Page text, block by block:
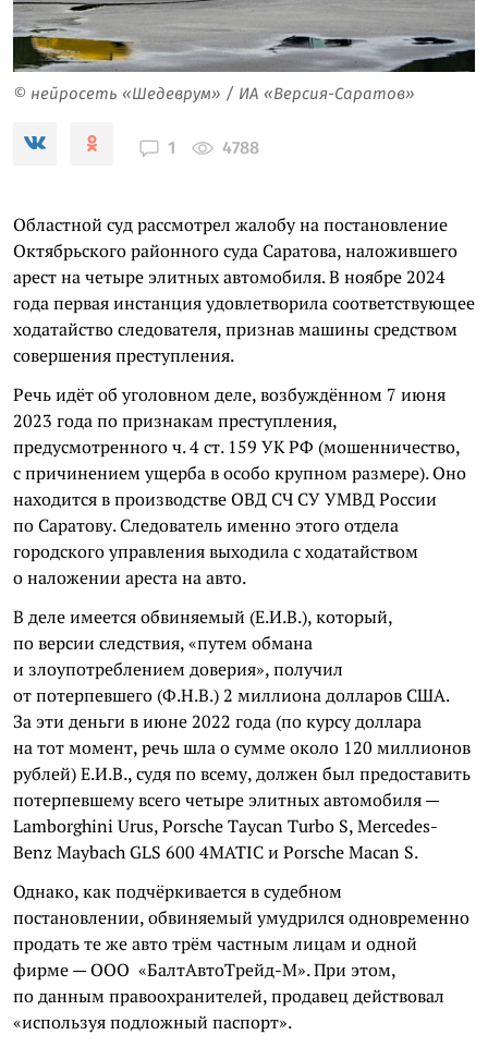
© нейросеть «Шедеврум» / ИА «Версия-Саратов»
1 4788
Областной суд рассмотрел жалобу на постановление
Октябрьского районного суда Саратова, наложившего
арест на четыре элитных автомобиля. В ноябре 2024
года первая инстанция удовлетворила соответствующее
ходатайство следователя, признав машины средством
совершения преступления.
Речь идёт об уголовном деле, возбуждённом 7 июня
2023 года по признакам преступления,
предусмотренного ч. 4 ст. 159 УК РФ (мошенничество,
с причинением ущерба в особо крупном размере). Оно
находится в производстве ОВД СЧ СУ УМВД России
по Саратову. Следователь именно этого отдела
городского управления выходила с ходатайством
о наложении ареста на авто.
В деле имеется обвиняемый (Е.И.В.), который,
по версии следствия, «путем обмана
и злоупотреблением доверия», получил
от потерпевшего (Ф.Н.В.) 2 миллиона долларов США.
За эти деньги в июне 2022 года (по курсу доллара
на тот момент, речь шла о сумме около 120 миллионов
рублей) Е.И.В., судя по всему, должен был предоставить
потерпевшему всего четыре элитных автомобиля —
Lamborghini Urus, Porsche Taycan Turbo S, Mercedes-
Benz Maybach GLS 600 4MATIC и Porsche Macan S.
Однако, как подчёркивается в судебном
постановлении, обвиняемый умудрился одновременно
продать те же авто трём частным лицам и одной
фирме — ООО «БалтАвтоТрейд-М». При этом,
по данным правоохранителей, продавец действовал
«используя подложный паспорт».